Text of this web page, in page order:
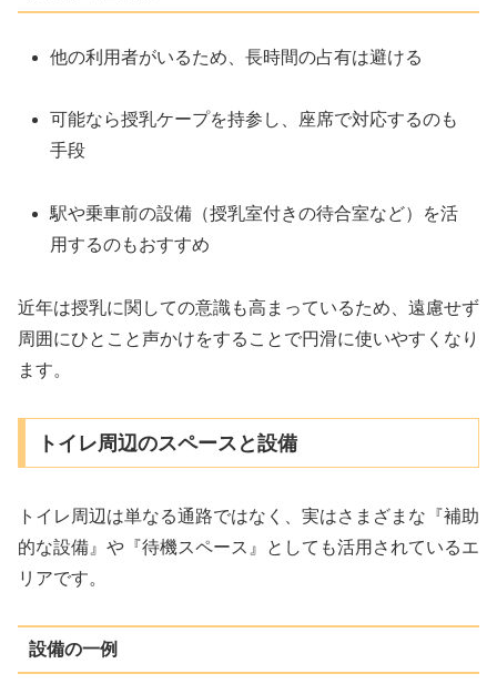
他の利用者がいるため、長時間の占有は避ける
可能なら授乳ケープを持参し、座席で対応するのも
手段
駅や乗車前の設備（授乳室付きの待合室など）を活
用するのもおすすめ
近年は授乳に関しての意識も高まっているため、遠慮せず
周囲にひとこと声かけをすることで円滑に使いやすくなり
ます。
トイレ周辺のスペースと設備
トイレ周辺は単なる通路ではなく、実はさまざまな『補助
的な設備』や『待機スペース』としても活用されているエ
リアです。
設備の一例